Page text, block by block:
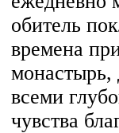
обитель
времена
монастырь,
всеми
чувства